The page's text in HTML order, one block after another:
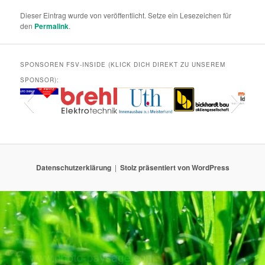
Dieser Eintrag wurde vonveröffentlicht. Setze ein Lesezeichen für
den Permalink.
SPONSOREN FSV-INSIDE (KLICK DICH DIREKT ZU UNSEREM
SPONSOR):
Datenschutzerklärung Stolz präsentiert von WordPress